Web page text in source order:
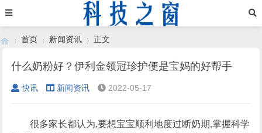
›
首页
›
新闻资讯
›
正文
什么奶粉好？伊利金领冠珍护便是宝妈的好帮手
快讯 新闻资讯 2022-05-17
很多家长都认为,要想宝宝顺利地度过断奶期,掌握科学